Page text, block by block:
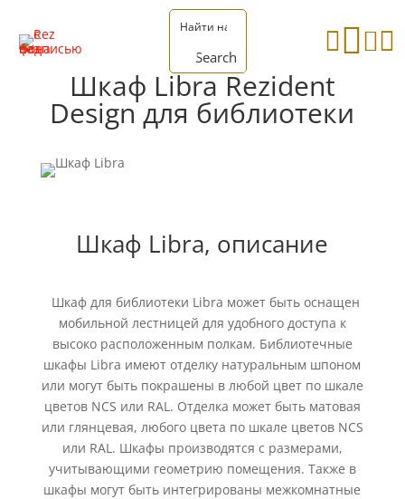
Search

Шкаф Libra Rezident
Design для библиотеки
Шкаф Libra, описание
Шкаф для библиотеки Libra может быть оснащен
мобильной лестницей для удобного доступа к
высоко расположенным полкам. Библиотечные
шкафы Libra имеют отделку натуральным шпоном
или могут быть покрашены в любой цвет по шкале
цветов NCS или RAL. Отделка может быть матовая
или глянцевая, любого цвета по шкале цветов NCS
или RAL. Шкафы производятся с размерами,
учитывающими геометрию помещения. Также в
шкафы могут быть интегрированы межкомнатные